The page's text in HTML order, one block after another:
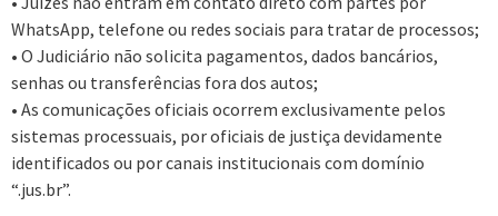
WhatsApp, telefone ou redes sociais para tratar de processos;
• O Judiciário não solicita pagamentos, dados bancários,
senhas ou transferências fora dos autos;
• As comunicações oficiais ocorrem exclusivamente pelos
sistemas processuais, por oficiais de justiça devidamente
identificados ou por canais institucionais com domínio
“.jus.br”.